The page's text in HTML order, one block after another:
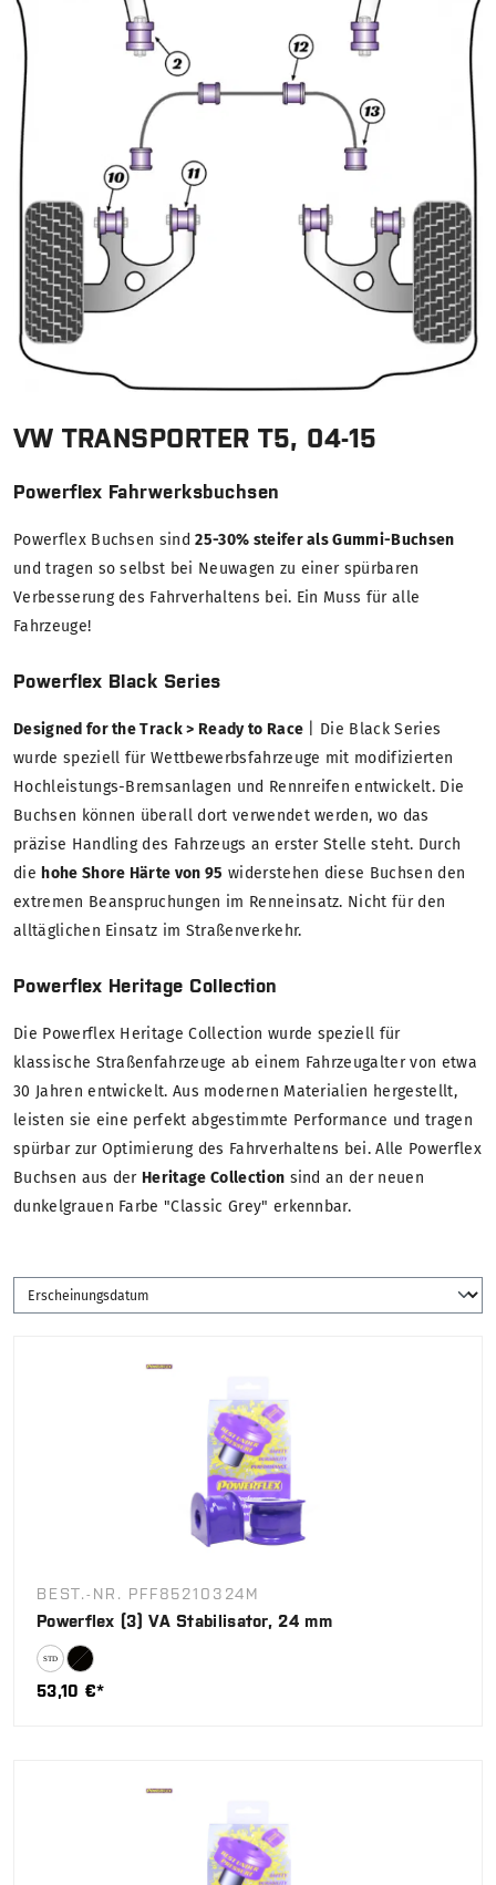
VW TRANSPORTER T5, 04-15
Powerflex Fahrwerksbuchsen
Powerflex Buchsen sind25-30% steifer als Gummi-Buchsen
und tragen so selbst bei Neuwagen zu einer spürbaren
Verbesserung des Fahrverhaltens bei. Ein Muss für alle
Fahrzeuge!
Powerflex Black Series
Designed for the Track > Ready to Race | Die Black Series
wurde speziell für Wettbewerbsfahrzeuge mit modifizierten
Hochleistungs-Bremsanlagen und Rennreifen entwickelt. Die
Buchsen können überall dort verwendet werden, wo das
präzise Handling des Fahrzeugs an erster Stelle steht. Durch
die hohe Shore Härte von 95 widerstehen diese Buchsen den
extremen Beanspruchungen im Renneinsatz. Nicht für den
alltäglichen Einsatz im Straßenverkehr.
Powerflex Heritage Collection
Die Powerflex Heritage Collection wurde speziell für
klassische Straßenfahrzeuge ab einem Fahrzeugalter von etwa
30 Jahren entwickelt. Aus modernen Materialien hergestellt,
leisten sie eine perfekt abgestimmte Performance und tragen
spürbar zur Optimierung des Fahrverhaltens bei. Alle Powerflex
Buchsen aus der Heritage Collection sind an der neuen
dunkelgrauen Farbe "Classic Grey" erkennbar.
BEST.-NR. PFF85210324M
Powerflex (3) VA Stabilisator, 24 mm
53,10 €*